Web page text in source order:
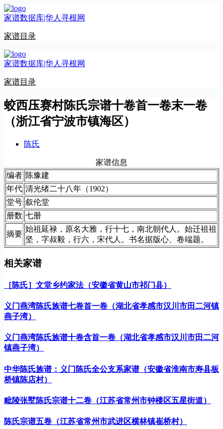
跳
至
容
家谱数据库|华人寻根网
家谱目录
家谱数据库|华人寻根网
家谱目录
蛟西压赛村陈氏宗谱十卷首一卷末一卷
（浙江省宁波市镇海区）
陈氏
家谱信息
编者 陈豫建
年代 清光绪二十八年（1902）
堂号 叙伦堂
册数 七册
摘要
始祖延禄，原名大雅，行十七，南北朝代人。始迁祖祖
坚，字叔毅，行六，宋代人。书名据版心、卷端题。
相关家谱
［陈氏］文堂乡约家法（安徽省黄山市祁门县）
义门燕湾陈氏族谱七卷首一卷（湖北省孝感市汉川市田二河镇
燕子湾）
义门燕湾陈氏族谱十卷含首一卷（湖北省孝感市汉川市田二河
镇燕子湾）
中华陈氏族谱：义门陈氏全公支系家谱（安徽省淮南市寿县板
桥镇陈店村）
毗陵张墅陈氏宗谱十二卷（江苏省常州市钟楼区五星街道）
陈氏宗谱五卷（江苏省常州市武进区横林镇崔桥村）